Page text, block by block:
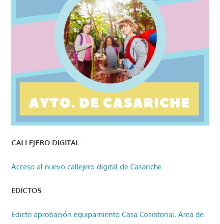
CALLEJERO DIGITAL
Acceso al nuevo callejero digital de Casariche
EDICTOS
Edicto aprobación equipamiento Casa Cosistorial, Área de